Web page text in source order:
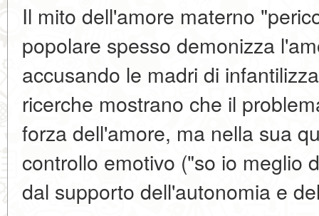
Il mito dell'amore materno
popolare spesso demonizza
accusando le madri di
ricerche mostrano che il
forza dell'amore, ma nella sua
controllo emotivo ("so io meglio
dal supporto dell'autonomia e